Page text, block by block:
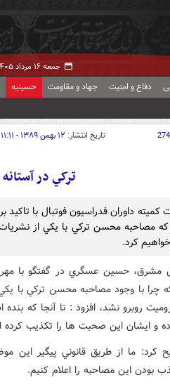
جمعه ۱۶ مرداد ۱۴۰۵ -
دفاع و امنیت جهاد و مقاومت حسینیه
تاریخ انتشار: ۱۲ بهمن ۱۳۸۹ - ۱۱:۱۱
ترکي در
داوران فدراسيون فوتبال با
مصاحبه محسن ترکي با يکي از نشريات
کرد.
مشرق، حسين عسگري در گفتگو با
با وجود مصاحبه محسن ترکي با
روبرو نشد، افزود : تا آنجا که
و ايشان اين صحبت ها را تکذيب کرده
کرد: ما از طريق قانوني پيگير اين
بودن اين مصاحبه را اعلام کنيم.